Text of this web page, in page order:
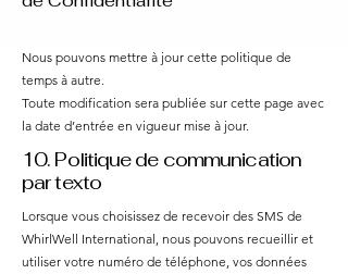
Nous pouvons mettre à jour cette politique de
temps à autre.
Toute modification sera publiée sur cette page avec
la date d’entrée en vigueur mise à jour.
10. Politique de communication
par texto
Lorsque vous choisissez de recevoir des SMS de
WhirlWell International, nous pouvons recueillir et
utiliser votre numéro de téléphone, vos données